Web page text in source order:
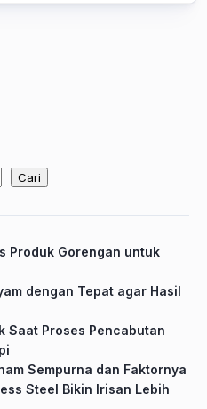
Cari
Produk Gorengan untuk
dengan Tepat agar Hasil
Saat Proses Pencabutan
Sempurna dan Faktornya
Steel Bikin Irisan Lebih